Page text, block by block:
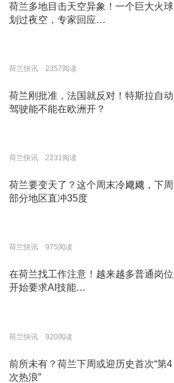
荷兰多地目击天空异象！一个巨大火球
划过夜空，专家回应…
荷兰快讯 2357阅读
荷兰刚批准，法国就反对！特斯拉自动
驾驶能不能在欧洲开？
荷兰快讯 2231阅读
荷兰要变天了？这个周末冷飕飕，下周
部分地区直冲35度
荷兰快讯 975阅读
在荷兰找工作注意！越来越多普通岗位
开始要求AI技能…
荷兰快讯 920阅读
前所未有？荷兰下周或迎历史首次“第4
次热浪”